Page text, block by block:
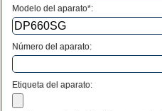
Modelo del aparato*:
Número del aparato:
Etiqueta del aparato: